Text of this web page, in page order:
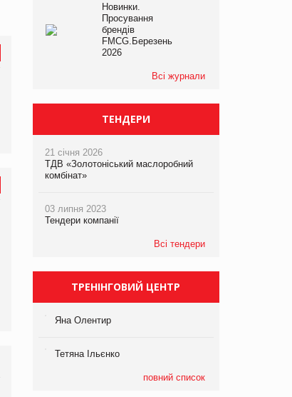
виробництва
компанії «УкраМарин»
Новинки.
Просування
брендів
FMCG.Березень
2026
Всі журнали
ТЕНДЕРИ
21 січня 2026
ТДВ «Золотоніський маслоробний
комбінат»
03 липня 2023
Тендери компанії
Всі тендери
ТРЕНІНГОВИЙ ЦЕНТР
Яна Олентир
Тетяна Ільєнко
повний список